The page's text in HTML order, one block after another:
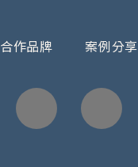
合作品牌 案例分享